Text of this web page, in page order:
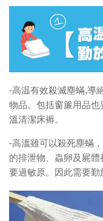
-高温有效殺滅塵蟎,導
物品。包括窗簾用品
溫清潔床褥。
-高溫雖可以殺死塵蟎
的排泄物、蟲卵及屍
要過敏原。因此需要勤